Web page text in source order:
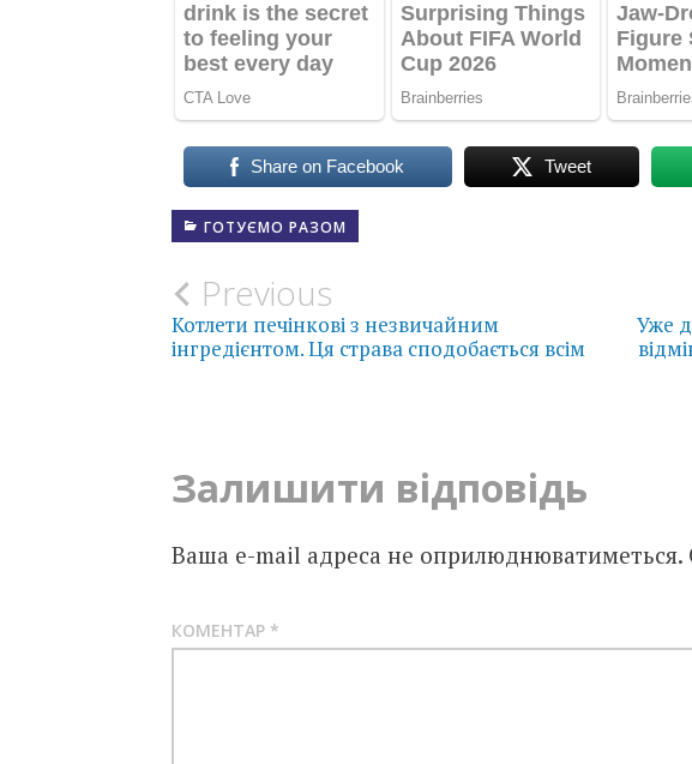
Share on Facebook Tweet
ГОТУЄМО РАЗОМ
Post
navigation
Previous
Котлети печінкові з незвичайним
інгредієнтом. Ця страва сподобається всім
Уже
Залишити відповідь
Ваша e-mail адреса не оприлюднюватиметься.
КОМЕНТАР *